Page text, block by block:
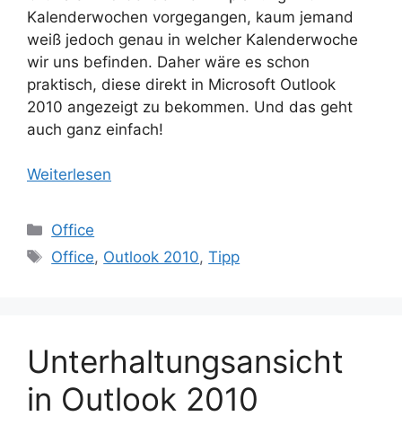
Kalenderwochen vorgegangen, kaum jemand
weiß jedoch genau in welcher Kalenderwoche
wir uns befinden. Daher wäre es schon
praktisch, diese direkt in Microsoft Outlook
2010 angezeigt zu bekommen. Und das geht
auch ganz einfach!
Weiterlesen
Kategorien
Office
Schlagwörter
Office, Outlook 2010,Tipp
Unterhaltungsansicht
in Outlook 2010